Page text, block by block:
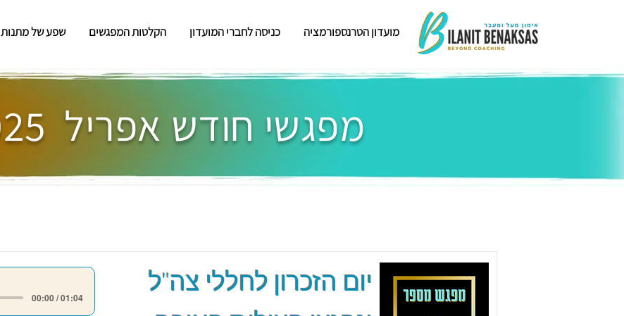
מועדון הטרנספורמציה כניסה לחברי המועדון הקלטות המפגשים שפע של מתנות
מפגשי חודש אפריל 2025
00:00 / 01:04
יום הזכרון לחללי צה"ל